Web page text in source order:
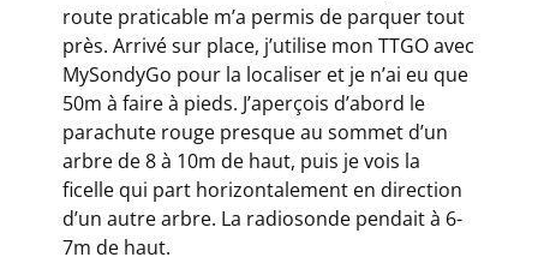
route praticable m’a permis de parquer tout
près. Arrivé sur place, j’utilise mon TTGO avec
MySondyGo pour la localiser et je n’ai eu que
50m à faire à pieds. J’aperçois d’abord le
parachute rouge presque au sommet d’un
arbre de 8 à 10m de haut, puis je vois la
ficelle qui part horizontalement en direction
d’un autre arbre. La radiosonde pendait à 6-
7m de haut.